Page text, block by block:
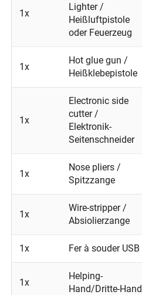
1x
Lighter /
Heißluftpistole
oder Feuerzeug
1x
Hot glue gun /
Heißklebepistole
1x
Electronic side
cutter /
Elektronik-
Seitenschneider
1x
Nose pliers /
Spitzzange
1x
Wire-stripper /
Absiolierzange
1x Fer à souder USB
1x
Helping-
Hand/Dritte-Hand